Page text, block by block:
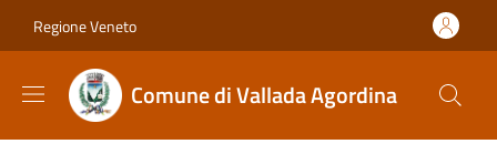
Regione Veneto
Comune di Vallada Agordina